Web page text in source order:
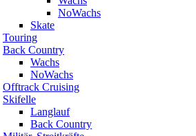
NoWachs
Skate
Touring
Back Country
Wachs
NoWachs
Offtrack Cruising
Skifelle
Langlauf
Back Country